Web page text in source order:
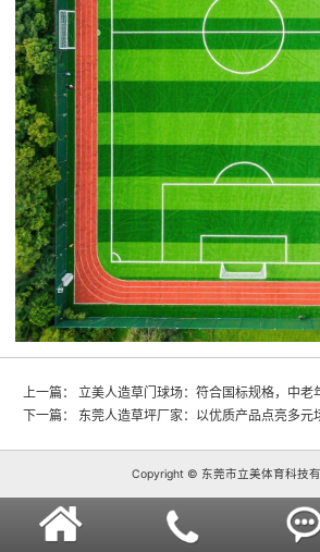
上一篇：
立美人造草门球场：符合国标规格，中老
下一篇：
东莞人造草坪厂家：以优质产品点亮多元
Copyright © 东莞市立美体育科技